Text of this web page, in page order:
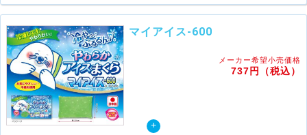
マイアイス-600
メーカー希望小売価格
737円（税込）